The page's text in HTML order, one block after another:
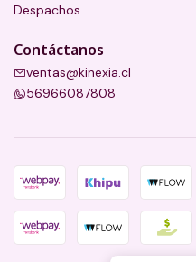
Despachos
Contáctanos
ventas@kinexia.cl
56966087808